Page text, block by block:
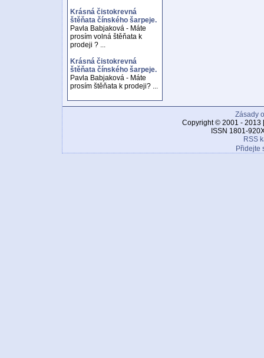
Krásná čistokrevná
štěňata čínského šarpeje.
Pavla Babjaková - Máte
prosím volná štěňata k
prodeji ? ...
Krásná čistokrevná
štěňata čínského šarpeje.
Pavla Babjaková - Máte
prosím štěňata k prodeji? ...
Zásady
Copyright © 2001 - 2013
ISSN 1801-
RSS
Přidejte